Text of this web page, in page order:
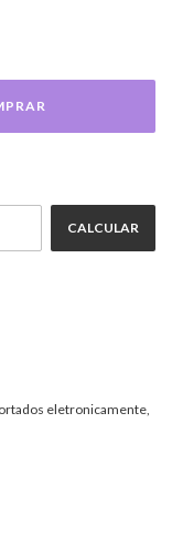
CALCULAR
eletronicamente,